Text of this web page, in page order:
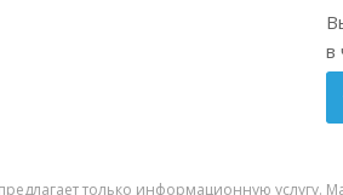
в
только информационную услугу.